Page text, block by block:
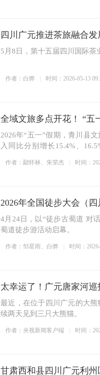
四川广元推进茶旅融合发
5月8日，第十五届四川国际
作者：白骅 时间：2026-05-13
全域文旅多点开花！ “五
2026年“五一”假期，青川县
入同比分别增长15.4%、
作者：鄢怀林、朱荣杰 时间：
2026年全国徒步大会（
4月24日，以“徒步古蜀道 对
蜀道徒步游活动启幕。
作者：邹星雨、白骅 时间：
太幸运了！广元唐家河
最近，在位于四川广元的大
续两天见到三只大熊猫。
作者：央视新闻客户端 时间：
甘肃西和县四川广元利